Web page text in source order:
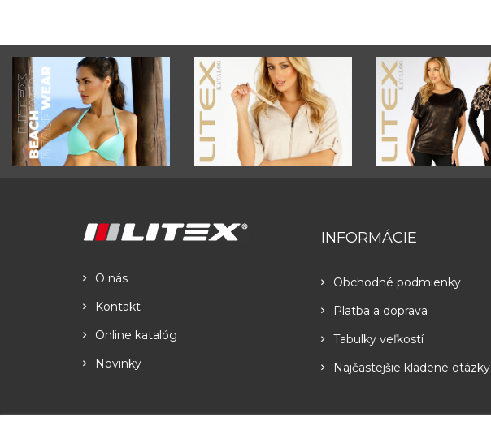
O nás
Kontakt
Online katalóg
Novinky
INFORMÁCIE
Obchodné podmienky
Platba a doprava
Tabulky veľkostí
Najčastejšie kladené otázky